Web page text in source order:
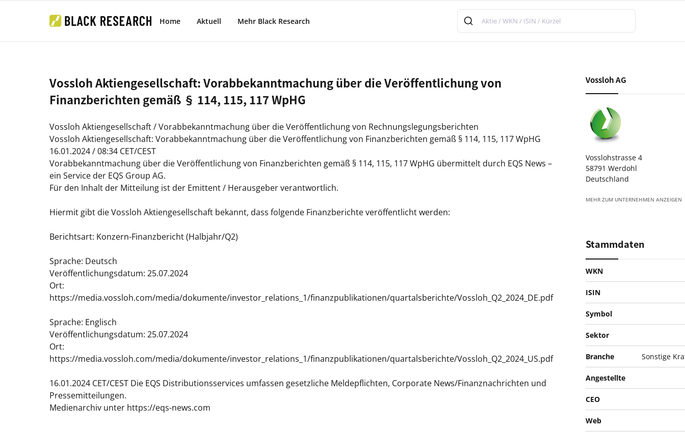
Home Aktuell Mehr Black Research
Vossloh Aktiengesellschaft: Vorabbekanntmachung über die Veröffentlichung von
Finanzberichten gemäß § 114, 115, 117 WpHG
Vossloh Aktiengesellschaft / Vorabbekanntmachung über die Veröffentlichung von Rechnungslegungsberichten
Vossloh Aktiengesellschaft: Vorabbekanntmachung über die Veröffentlichung von Finanzberichten gemäß § 114, 115, 117 WpHG
16.01.2024 / 08:34 CET/CEST
Vorabbekanntmachung über die Veröffentlichung von Finanzberichten gemäß § 114, 115, 117 WpHG übermittelt durch EQS News –
ein Service der EQS Group AG.
Für den Inhalt der Mitteilung ist der Emittent / Herausgeber verantwortlich.
Hiermit gibt die Vossloh Aktiengesellschaft bekannt, dass folgende Finanzberichte veröffentlicht werden:
Berichtsart: Konzern-Finanzbericht (Halbjahr/Q2)
Sprache: Deutsch
Veröffentlichungsdatum: 25.07.2024
Ort:
https://media.vossloh.com/media/dokumente/investor_relations_1/finanzpublikationen/quartalsberichte/Vossloh_Q2_2024_DE.pdf
Sprache: Englisch
Veröffentlichungsdatum: 25.07.2024
Ort:
https://media.vossloh.com/media/dokumente/investor_relations_1/finanzpublikationen/quartalsberichte/Vossloh_Q2_2024_US.pdf
16.01.2024 CET/CEST Die EQS Distributionsservices umfassen gesetzliche Meldepflichten, Corporate News/Finanznachrichten und
Pressemitteilungen.
Medienarchiv unter https://eqs-news.com
Vossloh AG
Vosslohstrasse 4
58791 Werdohl
Deutschland
MEHR ZUM UNTERNEHMEN ANZEIGEN
Stammdaten
WKN
ISIN
Symbol
Sektor
Branche Sonstige
Angestellte
CEO
Web